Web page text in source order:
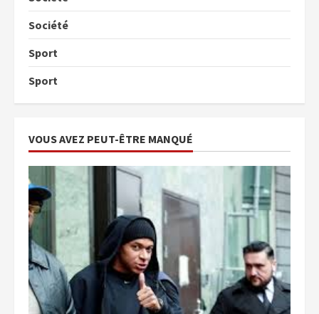
Société
Sport
Sport
VOUS AVEZ PEUT-ÊTRE MANQUÉ